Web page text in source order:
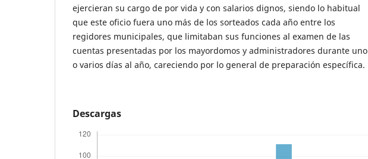
ejercieran su cargo de por vida y con salarios dignos, siendo lo habitual
que este oficio fuera uno más de los sorteados cada año entre los
regidores municipales, que limitaban sus funciones al examen de las
cuentas presentadas por los mayordomos y administradores durante uno
o varios días al año, careciendo por lo general de preparación específica.
Descargas